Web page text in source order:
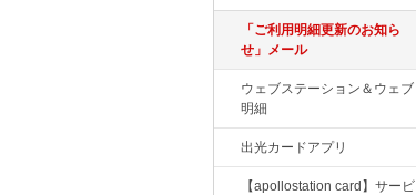
「ご利用明細更新のお知ら
せ」メール
ウェブステーション＆ウェブ
明細
出光カードアプリ
【apollostation card】サービ